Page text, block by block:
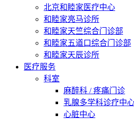
北京和睦家医疗中心
和睦家亮马诊所
和睦家天竺综合门诊部
和睦家五道口综合门诊部
和睦家天辰诊所
医疗服务
科室
麻醉科 / 疼痛门诊
乳腺多学科诊疗中
心脏中心